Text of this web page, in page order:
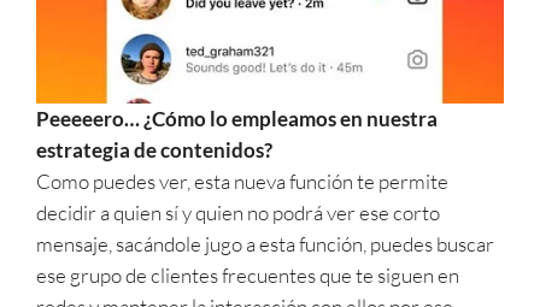
Peeeeero… ¿Cómo lo empleamos en nuestra
estrategia de contenidos?
Como puedes ver, esta nueva función te permite
decidir a quien sí y quien no podrá ver ese corto
mensaje, sacándole jugo a esta función, puedes buscar
ese grupo de clientes frecuentes que te siguen en